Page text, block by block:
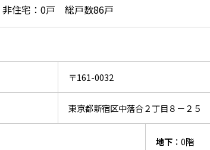
住宅：0戸 総戸数86戸
〒161-0032
東京都新宿区中落合２丁目８－２５
地下：0階